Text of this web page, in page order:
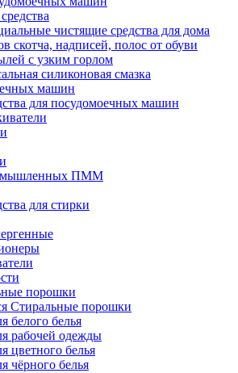
чистящие средства для дома
скотча, надписей, полос от обуви
с узким горлом
силиконовая смазка
машин
для посудомоечных машин
ПММ
для стирки
порошки
Стиральные порошки
белого белья
рабочей одежды
цветного белья
чёрного белья